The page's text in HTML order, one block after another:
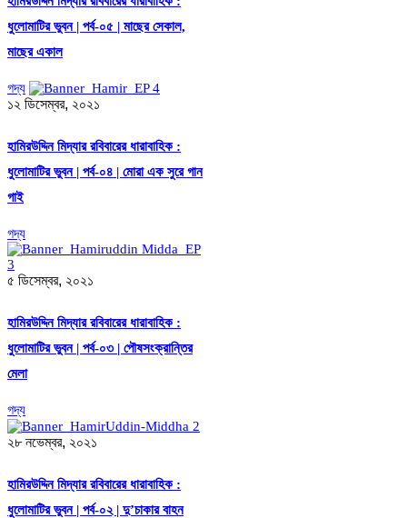
ধুলোমাটির ভুবন | পর্ব-০৫ | মাছের সেকাল,
মাছের একাল
গদ্য
১২ ডিসেম্বর, ২০২১
হামিরউদ্দিন মিদ্যার রবিবারের ধারাবাহিক :
ধুলোমাটির ভুবন | পর্ব-০৪ | মোরা এক সুরে গান
গাই
গদ্য
৫ ডিসেম্বর, ২০২১
হামিরউদ্দিন মিদ্যার রবিবারের ধারাবাহিক :
ধুলোমাটির ভুবন | পর্ব-০৩ | পৌষসংক্রান্তির
মেলা
গদ্য
২৮ নভেম্বর, ২০২১
হামিরউদ্দিন মিদ্যার রবিবারের ধারাবাহিক :
ধুলোমাটির ভুবন | পর্ব-০২ | দু’চাকার বাহন